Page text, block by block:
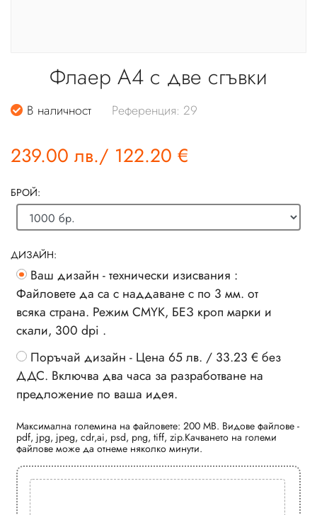
Флаер А4 с две сгъвки
В наличност Референция: 29
239.00 лв./ 122.20 €
БРОЙ:
ДИЗАЙН:
Ваш дизайн - технически изисвания :
Файловете да са с наддаване с по 3 мм. от
всяка страна. Режим CMYK, БЕЗ кроп марки и
скали, 300 dpi .
Поръчай дизайн - Цена 65 лв. / 33.23 € без
ДДС. Включва два часа за разработване на
предложение по ваша идея.
Максимална големина на файловете: 200 MB. Видове файлове -
pdf, jpg, jpeg, cdr,ai, psd, png, tiff, zip.Качването на големи
файлове може да отнеме няколко минути.